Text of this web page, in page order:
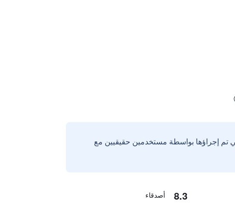
تم إجراؤها بواسطة مستخدمين حقيقيين مع
8.3 أصدقاء